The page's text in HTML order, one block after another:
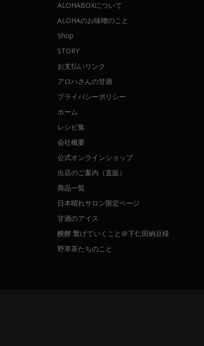
ALOHABOXについて
ALOHAのお味噌のこと
Shop
STORY
お支払いリンク
アロハさんの甘酒
プライバシーポリシー
ホーム
レシピ集
会社概要
公式オンラインショップ
出店のご案内（直販）
商品一覧
日本晴れサロン限定ページ
甘酒のアイス
醗酵 繋げていくこと＠下仁田納豆様
野草茶たちのこと